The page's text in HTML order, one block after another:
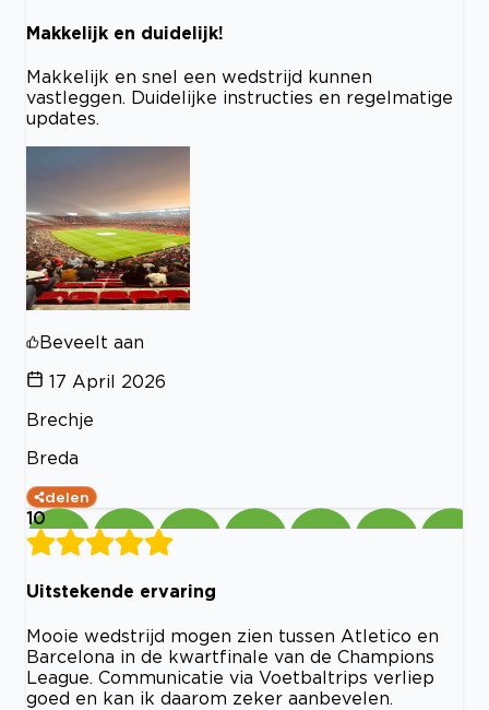
Makkelijk en duidelijk!
Makkelijk en snel een wedstrijd kunnen
vastleggen. Duidelijke instructies en regelmatige
updates.
Beveelt aan
17 April 2026
Brechje
Breda
delen
10
Uitstekende ervaring
Mooie wedstrijd mogen zien tussen Atletico en
Barcelona in de kwartfinale van de Champions
League. Communicatie via Voetbaltrips verliep
goed en kan ik daarom zeker aanbevelen.